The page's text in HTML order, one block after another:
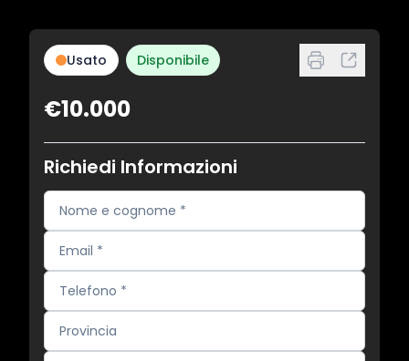
Usato Disponibile
€10.000
Richiedi Informazioni